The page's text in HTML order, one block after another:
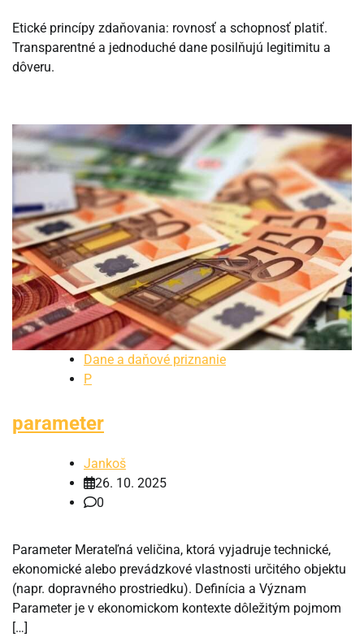
Etické princípy zdaňovania: rovnosť a schopnosť platiť.
Transparentné a jednoduché dane posilňujú legitimitu a
dôveru.
Dane a daňové priznanie
P
parameter
Jankoš
26. 10. 2025
0
Parameter Merateľná veličina, ktorá vyjadruje technické,
ekonomické alebo prevádzkové vlastnosti určitého objektu
(napr. dopravného prostriedku). Definícia a Význam
Parameter je v ekonomickom kontexte dôležitým pojmom
[…]